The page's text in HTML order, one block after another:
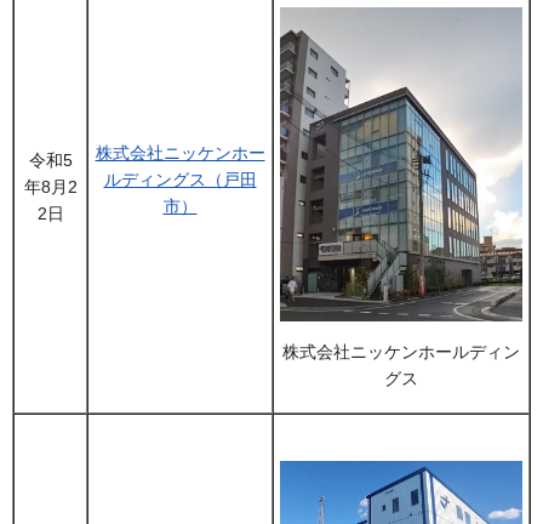
令和5
年8月2
2日
株式会社ニッケンホー
ルディングス（戸田
市）
株式会社ニッケンホールディン
グス